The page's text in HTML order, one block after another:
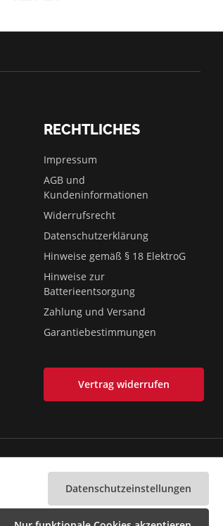
RECHTLICHES
Impressum
AGB und
Kundeninformationen
Widerrufsrecht
Datenschutzerklärung
Hinweise gemäß § 18 ElektroG
Hinweise zur
Batterieentsorgung
Zahlung und Versand
Garantiebestimmungen
Vertrag widerrufen
findest Duhier.
Datenschutzeinstellungen